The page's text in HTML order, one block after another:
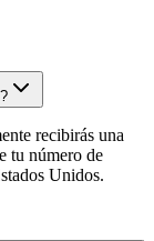
recibirás una
tu número de
Unidos.